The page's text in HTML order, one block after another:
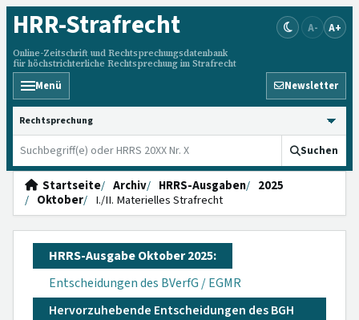
HRR-Strafrecht
Online-Zeitschrift und Rechtsprechungsdatenbank
für höchstrichterliche Rechtsprechung im Strafrecht
A- A+
Menü Newsletter
HRRS durchsuchen
Suchen
Startseite Archiv HRRS-Ausgaben
2025
Oktober
I./II. Materielles Strafrecht
HRRS-Ausgabe Oktober 2025:
Entscheidungen des BVerfG / EGMR
Hervorzuhebende Entscheidungen des BGH